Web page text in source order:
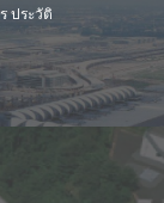
ประวัติ